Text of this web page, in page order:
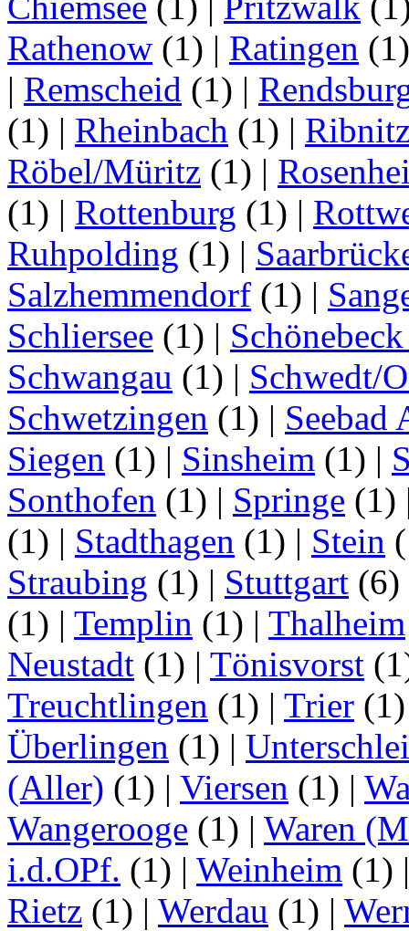
Rathenow (1) | Ratingen
| Remscheid (1) |
(1) | Rheinbach (1) |
Röbel/Müritz (1) |
(1) | Rottenburg (1) |
Ruhpolding (1) |
Salzhemmendorf (1) |
Schliersee (1) |
Schwangau (1) | Schwedt/
Schwetzingen (1) | Seebad
Siegen (1) | Sinsheim (1) |
Sonthofen (1) | Springe (1)
(1) | Stadthagen (1) | Stein
Straubing (1) | Stuttgart (6)
(1) | Templin (1) | Thalheim
Neustadt (1) | Tönisvorst
Treuchtlingen (1) | Trier
Überlingen (1) |
(Aller) (1) | Viersen (1) |
Wangerooge (1) | Waren
i.d.OPf. (1) | Weinheim (1)
Rietz (1) | Werdau (1) |